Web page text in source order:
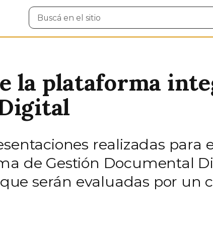
Buscar
en
la plataforma
realizadas
de Gestión Documental
serán evaluadas por un